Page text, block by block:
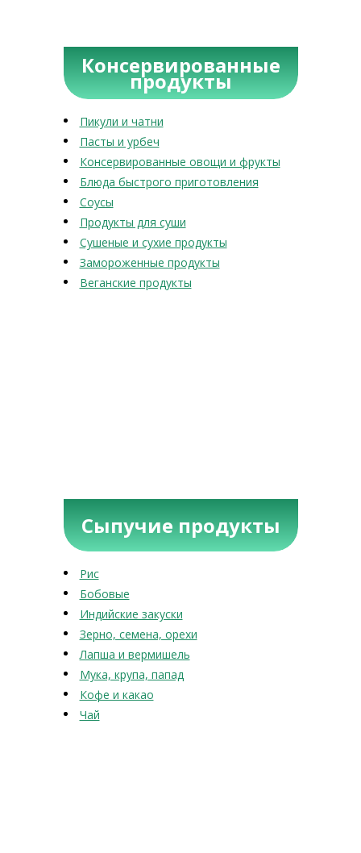
Консервированные
продукты
Пикули и чатни
Пасты и урбеч
Консервированные овощи и фрукты
Блюда быстрого приготовления
Соусы
Продукты для суши
Сушеные и сухие продукты
Замороженные продукты
Веганские продукты
Сыпучие продукты
Рис
Бобовые
Индийские закуски
Зерно, семена, орехи
Лапша и вермишель
Мука, крупа, папад
Кофе и какао
Чай